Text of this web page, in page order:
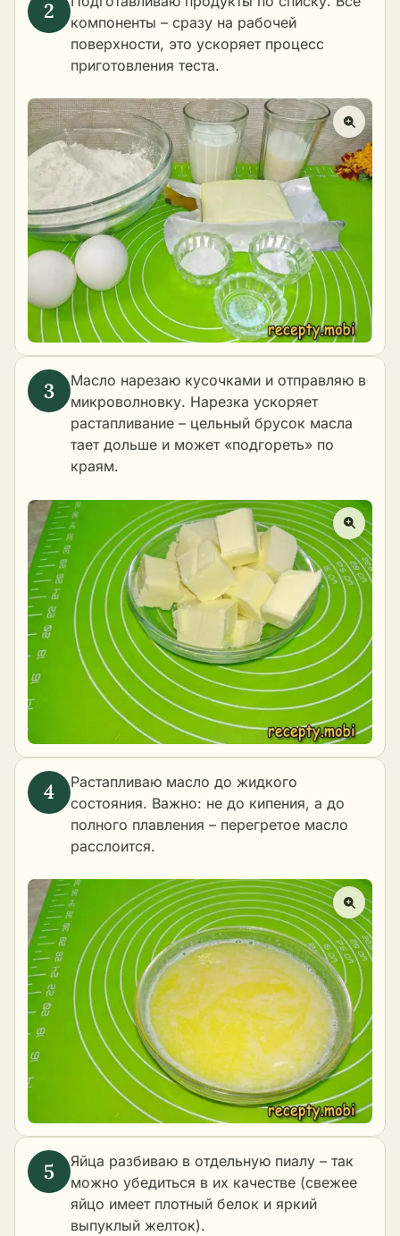
компоненты – сразу на рабочей
поверхности, это ускоряет процесс
приготовления теста.
Масло нарезаю кусочками и отправляю в
микроволновку. Нарезка ускоряет
растапливание – цельный брусок масла
тает дольше и может «подгореть» по
краям.
Растапливаю масло до жидкого
состояния. Важно: не до кипения, а до
полного плавления – перегретое масло
расслоится.
Яйца разбиваю в отдельную пиалу – так
можно убедиться в их качестве (свежее
яйцо имеет плотный белок и яркий
выпуклый желток).